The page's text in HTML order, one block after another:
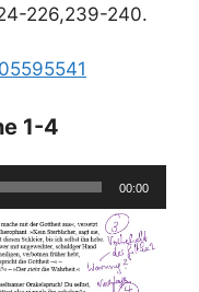
226,239-240.
1-4
00:00